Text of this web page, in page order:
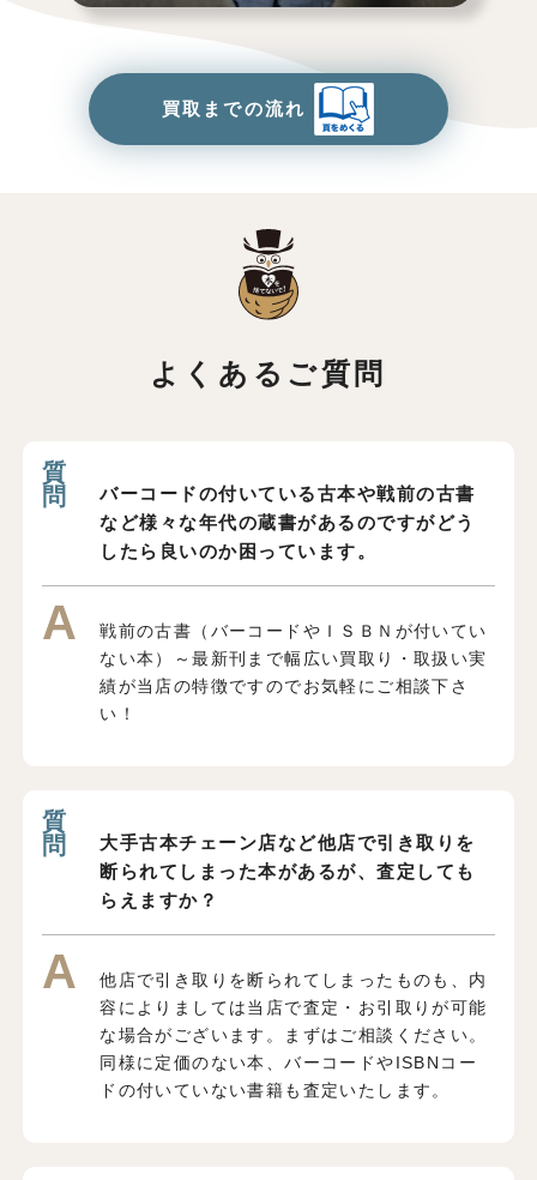
買取までの流れ
よくあるご質問
バーコードの付いている古本や戦前の古書
など様々な年代の蔵書があるのですがどう
したら良いのか困っています。
戦前の古書（バーコードやＩＳＢＮが付いてい
ない本）～最新刊まで幅広い買取り・取扱い実
績が当店の特徴ですのでお気軽にご相談下さ
い！
大手古本チェーン店など他店で引き取りを
断られてしまった本があるが、査定しても
らえますか？
他店で引き取りを断られてしまったものも、内
容によりましては当店で査定・お引取りが可能
な場合がございます。まずはご相談ください。
同様に定価のない本、バーコードやISBNコー
ドの付いていない書籍も査定いたします。